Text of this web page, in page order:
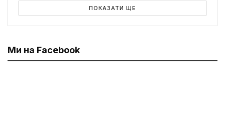
ПОКАЗАТИ ЩЕ
Ми на Facebook